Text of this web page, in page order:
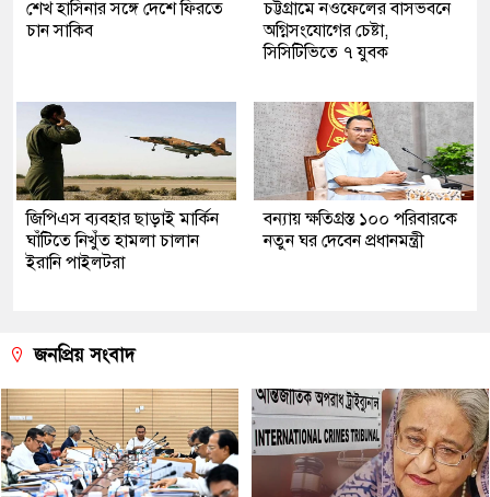
শেখ হাসিনার সঙ্গে দেশে ফিরতে
চান সাকিব
চট্টগ্রামে নওফেলের বাসভবনে
অগ্নিসংযোগের চেষ্টা,
সিসিটিভিতে ৭ যুবক
জিপিএস ব্যবহার ছাড়াই মার্কিন
ঘাঁটিতে নিখুঁত হামলা চালান
ইরানি পাইলটরা
বন্যায় ক্ষতিগ্রস্ত ১০০ পরিবারকে
নতুন ঘর দেবেন প্রধানমন্ত্রী
জনপ্রিয় সংবাদ